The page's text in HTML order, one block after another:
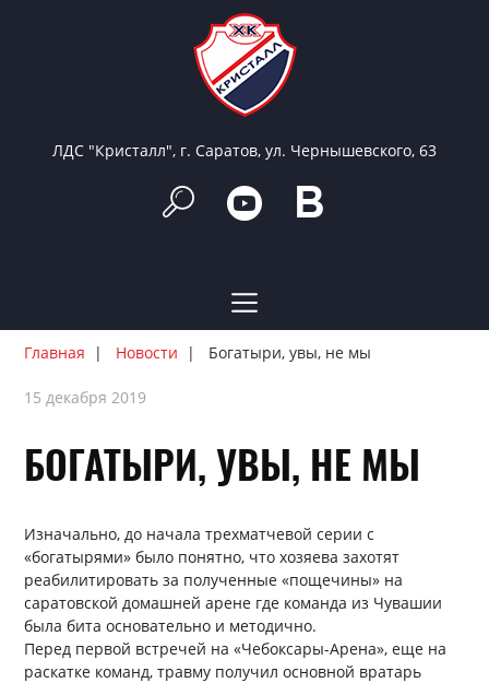
ЛДС "Кристалл", г. Саратов, ул. Чернышевского, 63
Главная Новости Богатыри, увы, не мы
15 декабря 2019
БОГАТЫРИ, УВЫ, НЕ МЫ
Изначально, до начала трехматчевой серии с
«богатырями» было понятно, что хозяева захотят
реабилитировать за полученные «пощечины» на
саратовской домашней арене где команда из Чувашии
была бита основательно и методично.
Перед первой встречей на «Чебоксары-Арена», еще на
раскатке команд, травму получил основной вратарь